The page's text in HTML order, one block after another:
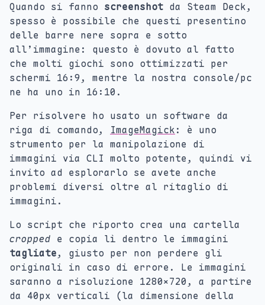
Quando si fanno screenshot da Steam Deck,
spesso è possibile che questi presentino
delle barre nere sopra e sotto
all’immagine: questo è dovuto al fatto
che molti giochi sono ottimizzati per
schermi 16:9, mentre la nostra console/pc
ne ha uno in 16:10.
Per risolvere ho usato un software da
riga di comando, ImageMagick: è uno
strumento per la manipolazione di
immagini via CLI molto potente, quindi vi
invito ad esplorarlo se avete anche
problemi diversi oltre al ritaglio di
immagini.
Lo script che riporto crea una cartella
cropped e copia lì dentro le immagini
tagliate, giusto per non perdere gli
originali in caso di errore. Le immagini
saranno a risoluzione 1280x720, a partire
da 40px verticali (la dimensione della